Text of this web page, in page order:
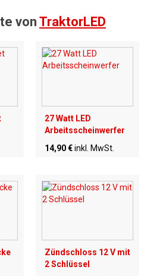
von TraktorLED
27 Watt LED
Arbeitsscheinwerfer
14,90 €inkl. MwSt.
Zündschloss 12 V mit
2 Schlüssel